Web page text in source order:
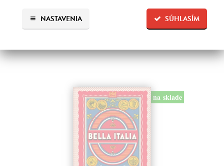
SÚHLASÍM
NASTAVENIA
16,19 €
na sklade